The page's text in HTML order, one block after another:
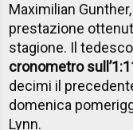
Maximilian
prestazione
stagione. Il
cronometro
decimi il
domenica
Lynn.